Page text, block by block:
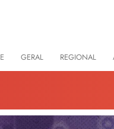
GERAL REGIONAL